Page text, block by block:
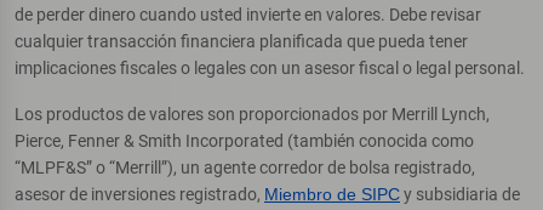
de perder dinero cuando usted invierte en valores. Debe revisar
cualquier transacción financiera planificada que pueda tener
implicaciones fiscales o legales con un asesor fiscal o legal personal.
Los productos de valores son proporcionados por Merrill Lynch,
Pierce, Fenner & Smith Incorporated (también conocida como
“MLPF&S” o “Merrill”), un agente corredor de bolsa registrado,
asesor de inversiones registrado, Miembro de SIPCy subsidiaria de